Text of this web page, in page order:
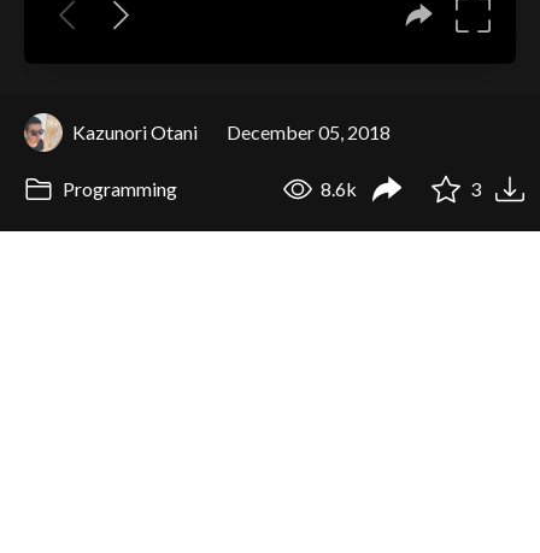
Kazunori Otani December 05, 2018
Programming 8.6k 3